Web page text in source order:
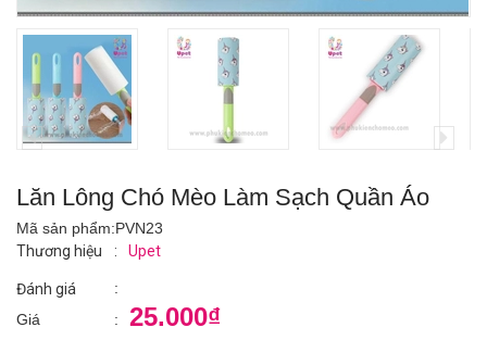
Lăn Lông Chó Mèo Làm Sạch Quần Áo
Mã sản phẩm:PVN23
Thương hiệu
: Upet
Đánh giá
:
Giá
: 25.000₫